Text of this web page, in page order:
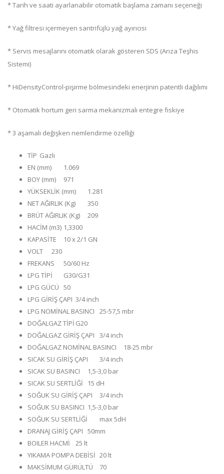
* Tarih ve saati ayarlanabilir otomatik başlama zamanı seçeneği
* Yağ filtresi içermeyen santrifüjlü yağ ayırıcısı
* Servis mesajlarını otomatik olarak gösteren SDS (Arıza Teşhis
Sistemi)
* HiDensityControl-pişirme bölmesindeki enerjinin patentli dağılımı
* Otomatik hortum geri sarma mekanizmalı entegre fıskiye
* 3 aşamalı değişken nemlendirme özelliği
TİP Gazlı
EN (mm)
1.069
BOY (mm)
971
YÜKSEKLİK (mm)
1.281
NET AĞIRLIK (Kg)
350
BRÜT AĞIRLIK (Kg)
209
HACİM (m3) 1,3300
KAPASİTE
10 x 2/1 GN
VOLT
230
FREKANS
50/60 Hz
LPG TİPİ
G30/G31
LPG GÜCÜ 50
LPG GİRİŞ ÇAPI 3/4 inch
LPG NOMİNAL BASINCI
25-57,5 mbr
DOĞALGAZ TİPİ G20
DOĞALGAZ GİRİŞ ÇAPI
3/4 inch
DOĞALGAZ NOMİNAL BASINCI
18-25 mbr
SICAK SU GİRİŞ ÇAPI
3/4 inch
SICAK SU BASINCI
1,5-3,0 bar
SICAK SU SERTLİĞİ
15 dH
SOĞUK SU GİRİŞ ÇAPI
3/4 inch
SOĞUK SU BASINCI 1,5-3,0 bar
SOĞUK SU SERTLİĞİ
max 5dH
DRANAJ GİRİŞ ÇAPI 50mm
BOILER HACMİ
25 lt
YIKAMA POMPA DEBİSİ 20 lt
MAKSİMUM GÜRÜLTÜ
70